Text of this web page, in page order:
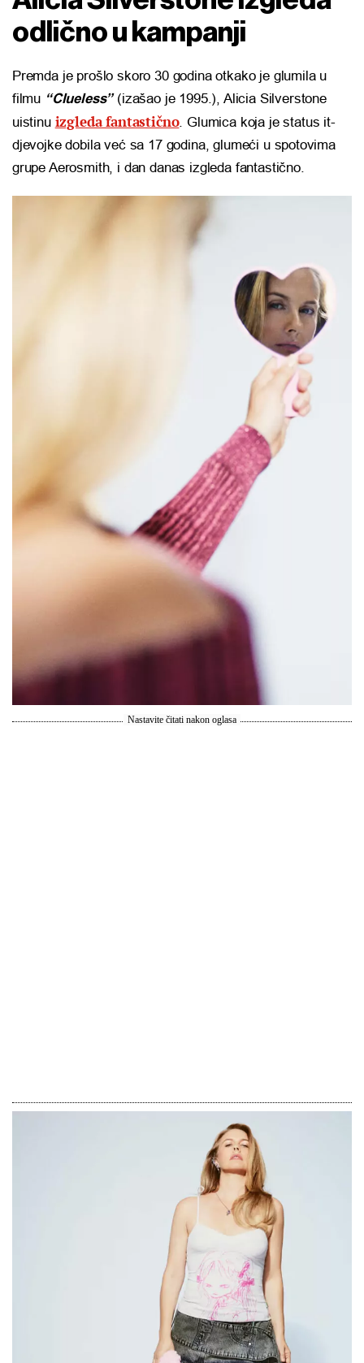
odlično u kampanji
Premda je prošlo skoro 30 godina otkako je glumila u
filmu “Clueless”(izašao je 1995.), Alicia Silverstone
uistinu izgleda fantastično. Glumica koja je status it-
djevojke dobila već sa 17 godina, glumeći u spotovima
grupe Aerosmith, i dan danas izgleda fantastično.
Nastavite čitati nakon oglasa